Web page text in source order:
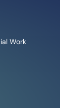
Work